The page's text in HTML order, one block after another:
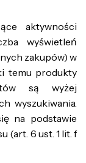
aktywności
wyświetleń
zakupów) w
temu produkty
są wyżej
wyszukiwania.
na podstawie
(art. 6 ust. 1 lit. f